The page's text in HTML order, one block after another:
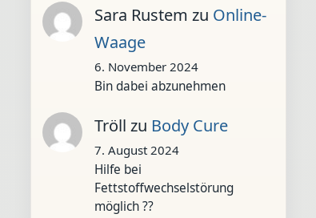
Sara Rustem zu Online-
Waage
6. November 2024
Bin dabei abzunehmen
Tröll zu Body Cure
7. August 2024
Hilfe bei
Fettstoffwechselstörung
möglich ??